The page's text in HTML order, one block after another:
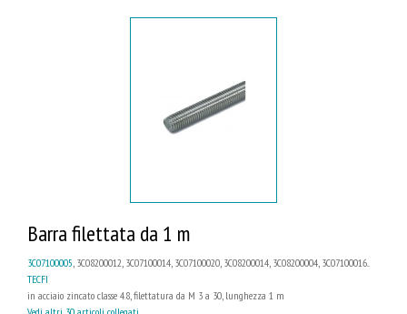
Barra filettata da 1 m
3C07100005, 3C08200012, 3C07100014, 3C07100020, 3C08200014, 3C08200004, 3C07100016...
TECFI
in acciaio zincato classe 4.8, filettatura da M 3 a 30, lunghezza 1 m